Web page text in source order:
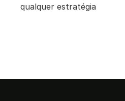
qualquer estratégia